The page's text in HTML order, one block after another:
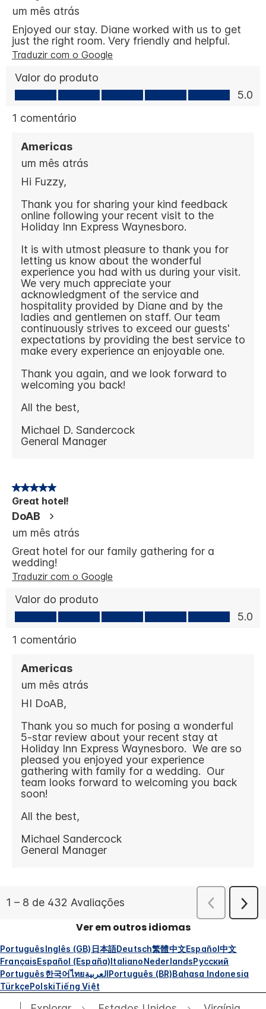
Ver em outros idiomas
PortuguêsInglês (GB) 日本語Deutsch繁體中文Español中文
FrançaisEspañol (España)ItalianoNederlandsРусский
Português한국어ไทยالعربيةPortuguês (BR)Bahasa Indonesia
TürkçePolskiTiếng Việt